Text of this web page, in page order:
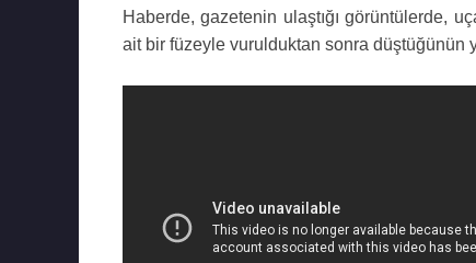
Haberde, gazetenin ulaştığı görüntülerde,
ait bir füzeyle vurulduktan sonra düştüğünün